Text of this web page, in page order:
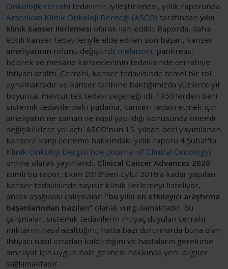
Onkolojik cerrahi tedavinin iyileştirilmesi, yıllık raporunda
Amerikan Klinik Onkoloji Derneği (ASCO) tarafından yılın
klinik kanser ilerlemesi olarak ilan edildi. Raporda, daha
etkili kanser tedavileriyle elde edilen son başarı, kanser
ameliyatının rolünü değiştirdi; melanom, pankreas,
böbrek ve mesane kanserlerinin tedavisinde cerrahiye
ihtiyacı azalttı. Cerrahi, kanser tedavisinde temel bir rol
oynamaktadır ve kanser tarihine baktığımızda yüzlerce yıl
boyunca, mevcut tek tedavi seçeneği idi. 1950'lerden beri
sistemik tedavilerdeki patlama, kanseri tedavi etmek için
ameliyatın ne zaman ve nasıl yapıldığı konusunda önemli
değişikliklere yol açtı. ASCO'nun 15. yıldan beri yayımlanan
kansere karşı ilerleme hakkındaki yıllık raporu 4 Şubat'ta
Klinik Onkoloji Dergisi'nde (Journal of Clinical Oncology)
online olarak yayınlandı. Clinical Cancer Advances 2020
isimli bu rapor, Ekim 2018'den Eylül 2019'a kadar yapılan
kanser tedavisinde sayısız klinik ilerlemeyi listeliyor,
ancak aşağıdaki çalışmaları "bu yılın en etkileyici araştırma
başarılarından bazıları" olarak vurgulamaktadır. Bu
çalışmalar, sistemik tedavilerin ihtiyaç duyulan cerrahi
miktarını nasıl azalttığını, hatta bazı durumlarda buna olan
ihtiyacı nasıl ortadan kaldırdığını ve hastaların gerekirse
ameliyat için uygun hale gelmesi hakkında yeni bilgiler
sağlamaktadır.